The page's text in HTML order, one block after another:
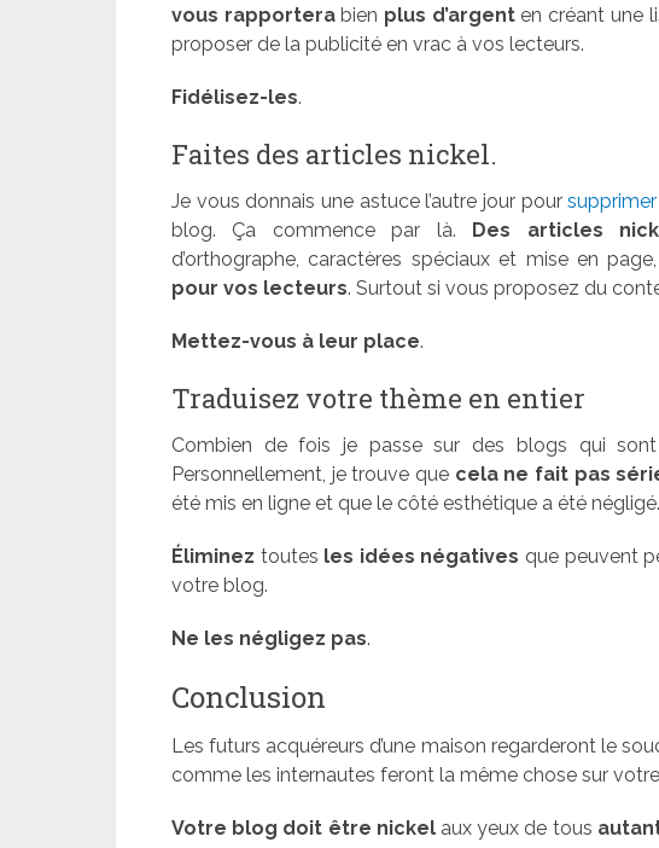
vous rapporterabien plus d’argenten créant une
proposer de la publicité en vrac à vos lecteurs.
Fidélisez-les.
Faites des articles nickel.
Je vous donnais une astuce l’autre jour pour
blog. Ça commence par là.
Des articles
d’orthographe, caractères spéciaux et mise en page,
pour vos lecteurs. Surtout si vous proposez du
Mettez-vous à leur place.
Traduisez votre thème en entier
Combien de fois je passe sur des blogs qui sont
Personnellement, je trouve que cela ne fait pas
été mis en ligne et que le côté esthétique a été négligé.
Éliminez toutes les idées négatives que peuvent
votre blog.
Ne les négligez pas.
Conclusion
Les futurs acquéreurs d’une maison regarderont le
comme les internautes feront la même chose sur
Votre blog doit être nickelaux yeux de tous